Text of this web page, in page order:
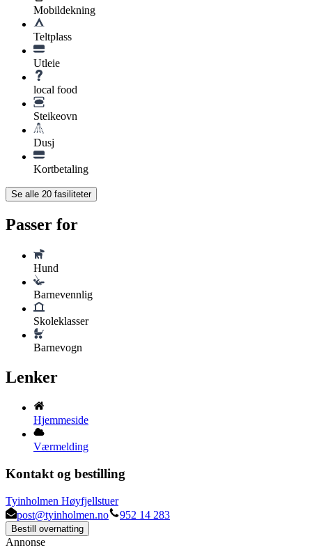
Mobildekning
Teltplass
Utleie
local food
Steikeovn
Dusj
Kortbetaling
Se alle 20 fasiliteter
Passer for
Hund
Barnevennlig
Skoleklasser
Barnevogn
Lenker
Hjemmeside
Værmelding
Kontakt og bestilling
Tyinholmen Høyfjellstuer
post@tyinholmen.no
952 14 283
Bestill overnatting
Annonse